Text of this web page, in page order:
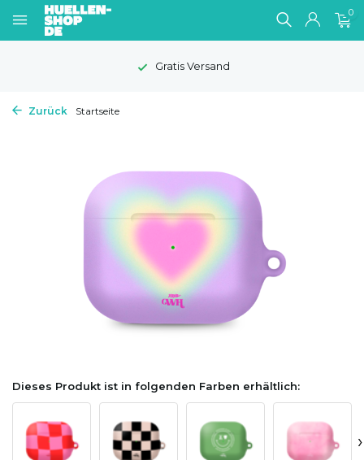
0
Gratis Versand
Zurück Startseite
Dieses Produkt ist in folgenden Farben erhältlich:
›